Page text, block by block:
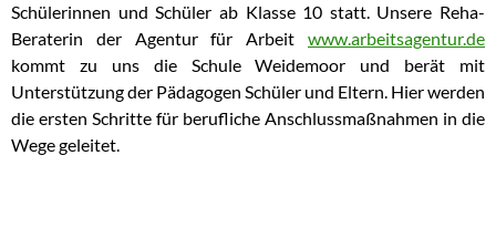
Schülerinnen und Schüler ab Klasse 10 statt. Unsere Reha-
Beraterin der Agentur für Arbeit www.arbeitsagentur.de
kommt zu uns die Schule Weidemoor und berät mit
Unterstützung der Pädagogen Schüler und Eltern. Hier werden
die ersten Schritte für berufliche Anschlussmaßnahmen in die
Wege geleitet.